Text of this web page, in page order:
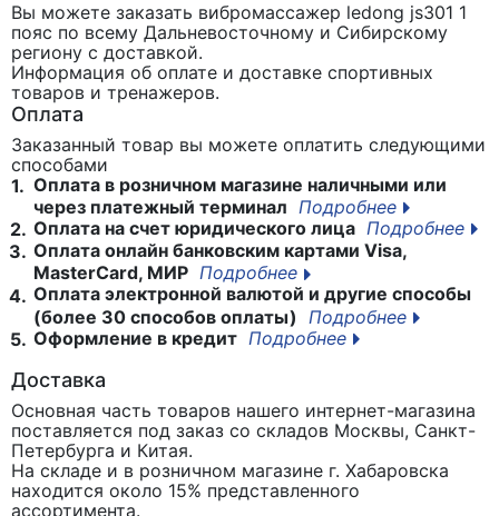
Вы можете заказать вибромассажер ledong js301 1
пояс по всему Дальневосточному и Сибирскому
региону с доставкой.
Информация об оплате и доставке спортивных
товаров и тренажеров.
Оплата
Заказанный товар вы можете оплатить следующими
способами
1. Оплата в розничном магазине наличными или
через платежный терминал Подробнее
2. Оплата на счет юридического лица Подробнее
3. Оплата онлайн банковским картами Visa,
MasterCard, МИР Подробнее
4. Оплата электронной валютой и другие способы
(более 30 способов оплаты)
Подробнее
5. Оформление в кредит Подробнее
Доставка
Основная часть товаров нашего интернет-магазина
поставляется под заказ со складов Москвы, Санкт-
Петербурга и Китая.
На складе и в розничном магазине г. Хабаровска
находится около 15% представленного
ассортимента.